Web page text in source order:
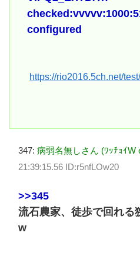
configured
https://rio2016.5ch.net/
347: 病弱名無しさん (ﾜｯﾁｮｲW
21:39:15.56 ID:r5nfLOw20
>>345
流石農家、徒歩で回れる
w